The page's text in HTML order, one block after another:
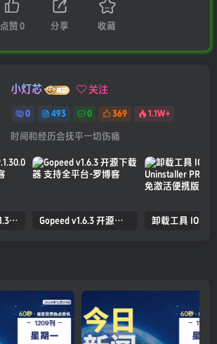
点赞 0 分享 收藏
小灯芯 关注
0 493 0 369 1.1W+
时间和经历会抚平一切伤痛
雷电模拟器9.0 v9.1.30.0 去广告纯净版 Gopeed v1.6.3 开源下载器 支持全平台